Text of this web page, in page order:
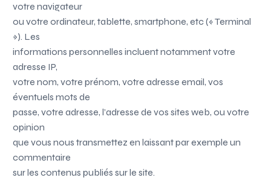
votre navigateur
ou votre ordinateur, tablette, smartphone, etc (« Terminal
»). Les
informations personnelles incluent notamment votre
adresse IP,
votre nom, votre prénom, votre adresse email, vos
éventuels mots de
passe, votre adresse, l’adresse de vos sites web, ou votre
opinion
que vous nous transmettez en laissant par exemple un
commentaire
sur les contenus publiés sur le site.